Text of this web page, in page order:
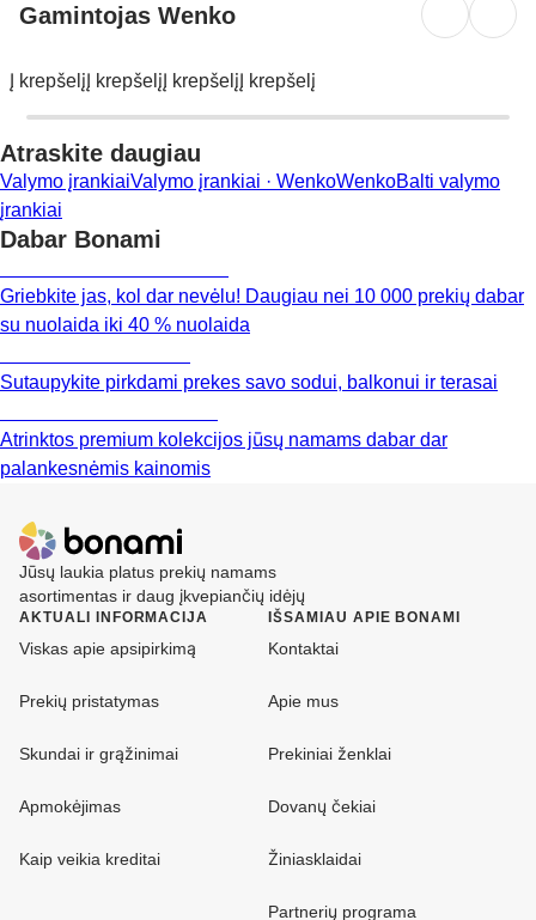
Gamintojas Wenko
Į krepšelįĮ krepšelįĮ krepšelįĮ krepšelį
Atraskite daugiau
Valymo įrankiaiValymo įrankiai · WenkoWenkoBalti valymo
įrankiai
Dabar Bonami
Griebkite jas, kol dar nevėlu! Daugiau nei 10 000 prekių dabar
su nuolaida iki 40 % nuolaida
Sutaupykite pirkdami prekes savo sodui, balkonui ir terasai
Atrinktos premium kolekcijos jūsų namams dabar dar
palankesnėmis kainomis
Jūsų laukia platus prekių namams
asortimentas ir daug įkvepiančių idėjų
AKTUALI INFORMACIJA
Viskas apie apsipirkimą
Prekių pristatymas
Skundai ir grąžinimai
Apmokėjimas
Kaip veikia kreditai
IŠSAMIAU APIE BONAMI
Kontaktai
Apie mus
Prekiniai ženklai
Dovanų čekiai
Žiniasklaidai
Partnerių programa